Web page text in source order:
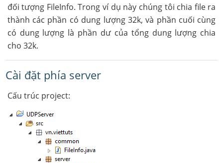
đối tượng FileInfo. Trong ví dụ này chúng tôi chia file ra
thành các phần có dung lượng 32k, và phần cuối cùng
có dung lượng là phần dư của tổng dung lượng chia
cho 32k.
Cài đặt phía server
Cấu trúc project: